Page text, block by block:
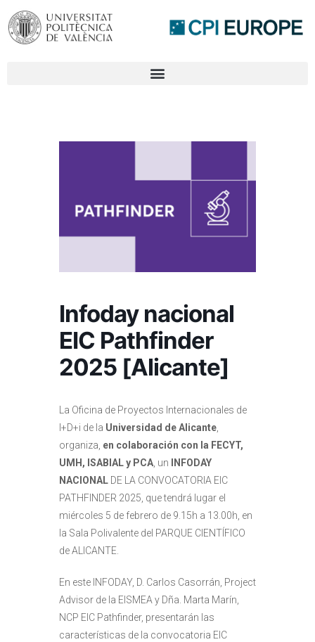
Infoday nacional
EIC Pathfinder
2025 [Alicante]
La Oficina de Proyectos Internacionales de
I+D+i de la Universidad de Alicante,
organiza, en colaboración con la FECYT,
UMH, ISABIAL y PCA, un
INFODAY
NACIONAL DE LA CONVOCATORIA EIC
PATHFINDER 2025, que tendrá lugar el
miércoles 5 de febrero de 9.15h a 13.00h, en
la Sala Polivalente del PARQUE CIENTÍFICO
de ALICANTE.
En este INFODAY, D. Carlos Casorrán, Project
Advisor de la EISMEA y Dña. Marta Marín,
NCP EIC Pathfinder, presentarán las
características de la convocatoria EIC